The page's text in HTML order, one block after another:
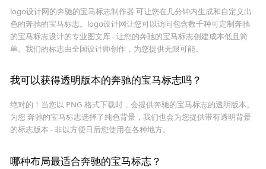
logo设计网的奔驰的宝马标志制作器 可让您在几分钟内生成和自定义出
色的奔驰的宝马标志。logo设计网让您可以访问包含数千种可定制奔驰
的宝马标志设计的专业图文库 - 让您的奔驰的宝马标志创建成本低且简
单。我们的标志由全国设计师创作，为您提供无限可能。
我可以获得透明版本的奔驰的宝马标志吗？
绝对的！当您以 PNG 格式下载时，会提供奔驰的宝马标志的透明版本。
为您 奔驰的宝马标志选择了纯色背景，我们也会为您提供带有透明背景
的标志版本 - 非以方便日后您使用在各种地方。
哪种布局最适合奔驰的宝马标志？